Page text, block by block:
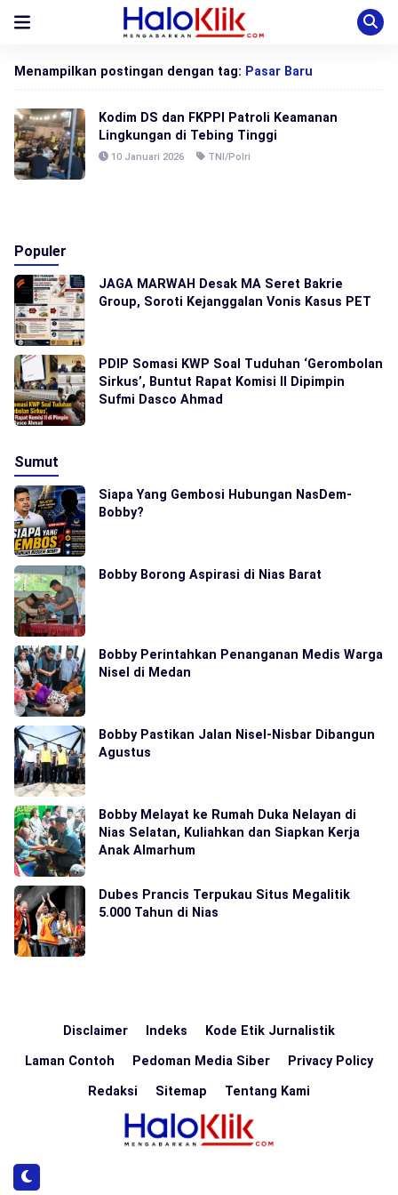
Menampilkan postingan dengan tag: Pasar Baru
Kodim DS dan FKPPI Patroli Keamanan
Lingkungan di Tebing Tinggi
10 Januari 2026 TNI/Polri
Populer
JAGA MARWAH Desak MA Seret Bakrie
Group, Soroti Kejanggalan Vonis Kasus PET
PDIP Somasi KWP Soal Tuduhan ‘Gerombolan
Sirkus’, Buntut Rapat Komisi II Dipimpin
Sufmi Dasco Ahmad
Sumut
Siapa Yang Gembosi Hubungan NasDem-
Bobby?
Bobby Borong Aspirasi di Nias Barat
Bobby Perintahkan Penanganan Medis Warga
Nisel di Medan
Bobby Pastikan Jalan Nisel-Nisbar Dibangun
Agustus
Bobby Melayat ke Rumah Duka Nelayan di
Nias Selatan, Kuliahkan dan Siapkan Kerja
Anak Almarhum
Dubes Prancis Terpukau Situs Megalitik
5.000 Tahun di Nias
Disclaimer Indeks Kode Etik Jurnalistik
Laman Contoh Pedoman Media Siber Privacy Policy
Redaksi Sitemap Tentang Kami